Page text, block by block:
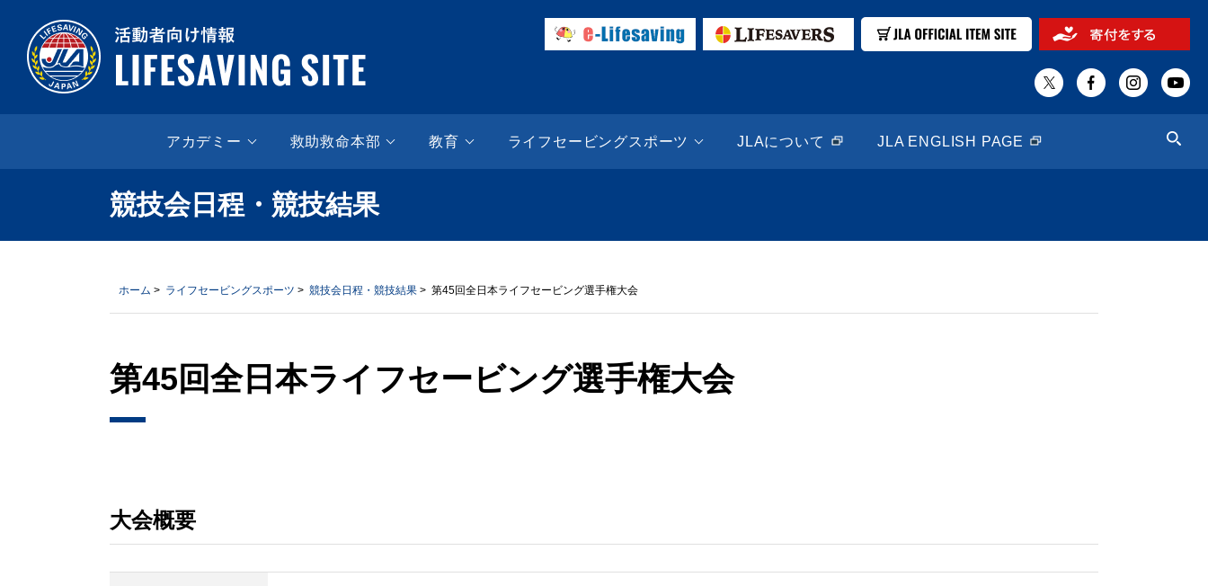
LIFESAVING SITE | 日本ライフセービング協会（JLA）
アカデミー 救助救命本部 教育 ライフセービングスポーツ JLAについて JLA ENGLISH PAGE
競技会日程・競技結果
ホーム > ライフセービングスポーツ > 競技会日程・競技結果 > 第45回全日本ライフセービング選手権大会
第45回全日本ライフセービング選手権大会
大会概要